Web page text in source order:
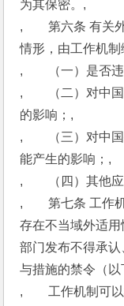
为其保密。,
,　　第六条 有关
情形，由工作机
,　　（一）是否
,　　（二）对中
的影响；,
,　　（三）对中
能产生的影响；,
,　　（四）其他
,　　第七条 工作
存在不当域外适
部门发布不得承
与措施的禁令（
,　　工作机制可